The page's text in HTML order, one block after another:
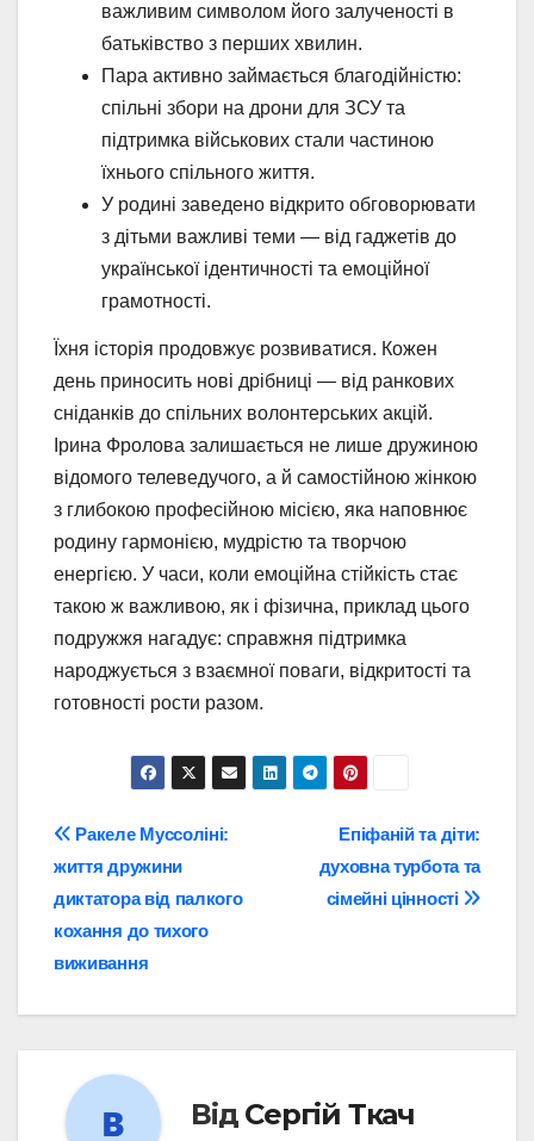
важливим символом його залученості в
батьківство з перших хвилин.
Пара активно займається благодійністю:
спільні збори на дрони для ЗСУ та
підтримка військових стали частиною
їхнього спільного життя.
У родині заведено відкрито обговорювати
з дітьми важливі теми — від гаджетів до
української ідентичності та емоційної
грамотності.
Їхня історія продовжує розвиватися. Кожен
день приносить нові дрібниці — від ранкових
сніданків до спільних волонтерських акцій.
Ірина Фролова залишається не лише дружиною
відомого телеведучого, а й самостійною жінкою
з глибокою професійною місією, яка наповнює
родину гармонією, мудрістю та творчою
енергією. У часи, коли емоційна стійкість стає
такою ж важливою, як і фізична, приклад цього
подружжя нагадує: справжня підтримка
народжується з взаємної поваги, відкритості та
готовності рости разом.
Навігація
записів
Епіфаній та діти:
духовна турбота та
сімейні цінності
Ракеле Муссоліні:
життя дружини
диктатора від палкого
кохання до тихого
виживання
Від Сергій Ткач